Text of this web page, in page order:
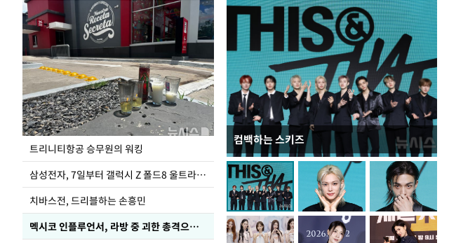
트리니티항공 승무원의 워킹
삼성전자, 7일부터 갤럭시 Z 폴드8 울트라·폴드8·플립8 출시
치바스전, 드리블하는 손흥민
멕시코 인플루언서, 라방 중 괴한 총격으로 사망
컴백하는 스키즈
입추 코앞인데 전국엔 찜통 더위